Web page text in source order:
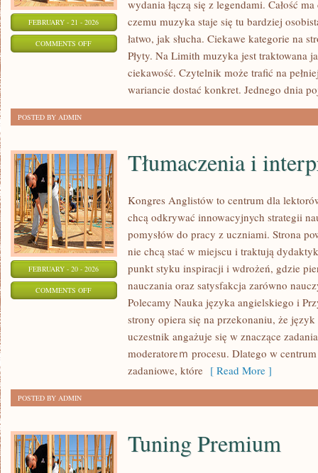
FEBRUARY - 21 - 2026
COMMENTS OFFON
wydania łączą się z legendami. Całość
czemu muzyka staje się tu bardziej
łatwo, jak słucha. Ciekawe kategorie na
Płyty. Na Limith muzyka jest traktowana
ciekawość. Czytelnik może trafić na
wariancie dostać konkret. Jednego dnia
POSTED BY ADMIN
FEBRUARY - 20 - 2026
COMMENTS OFFON
TŁUMACZENIA
INTERPRETACJE
Tłumaczenia i
Kongres Anglistów to centrum dla
chcą odkrywać innowacyjnych strategii
pomysłów do pracy z uczniami. Strona
nie chcą stać w miejscu i traktują
punkt styku inspiracji i wdrożeń, gdzie
nauczania oraz satysfakcja zarówno
Polecamy Nauka języka angielskiego i
strony opiera się na przekonaniu, że
uczestnik angażuje się w znaczące
moderatoreｍ procesu. Dlatego w
zadaniowe, które [ Read More ]
POSTED BY ADMIN
Tuning Premium